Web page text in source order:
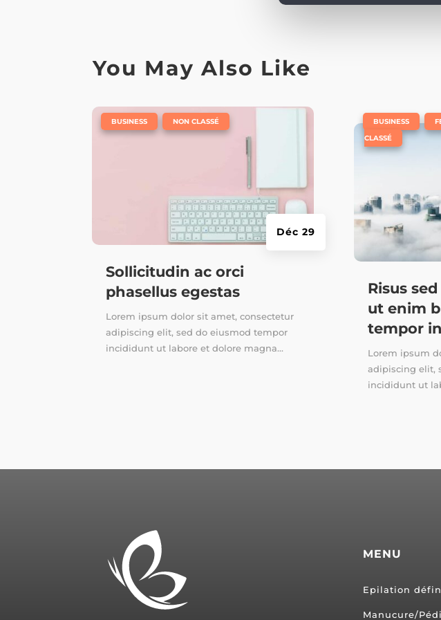
You May Also Like
Sollicitudin ac orci
phasellus egestas
Déc 29
BUSINESS NON CLASSÉ
Lorem ipsum dolor sit amet, consectetur
adipiscing elit, sed do eiusmod tempor
incididunt ut labore et dolore magna...
Risus
ut enim
tempor
BUSINESS
CLASSÉ
Lorem ipsum
adipiscing elit,
incididunt ut
MENU
Epilation
Manucure/